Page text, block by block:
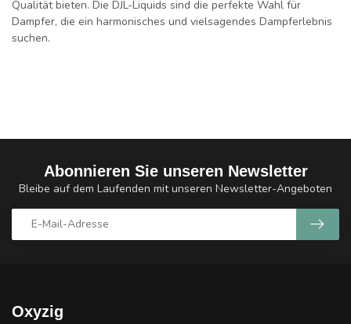
Qualitätbieten. Die DJL-Liquids sind die perfekte Wahl für
Dampfer, die ein harmonisches und vielsagendes Dampferlebnis
suchen.
Abonnieren Sie unseren Newsletter
Bleibe auf dem Laufenden mit unseren Newsletter-Angeboten
Oxyzig